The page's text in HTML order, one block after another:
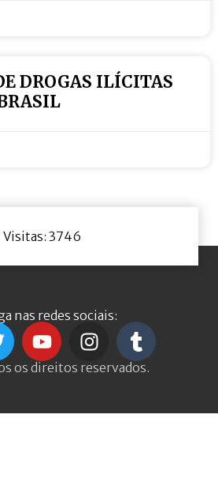
DROGAS ILÍCITAS
Visitas: 3746
nas redes sociais:
os direitos reservados.